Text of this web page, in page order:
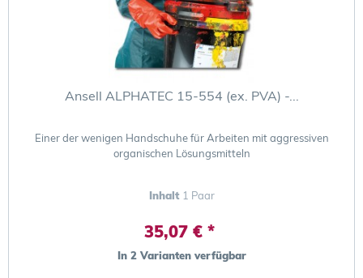
Ansell ALPHATEC 15-554 (ex. PVA) -...
Einer der wenigen Handschuhe für Arbeiten mit aggressiven
organischen Lösungsmitteln
Inhalt 1 Paar
35,07 € *
In 2 Varianten verfügbar